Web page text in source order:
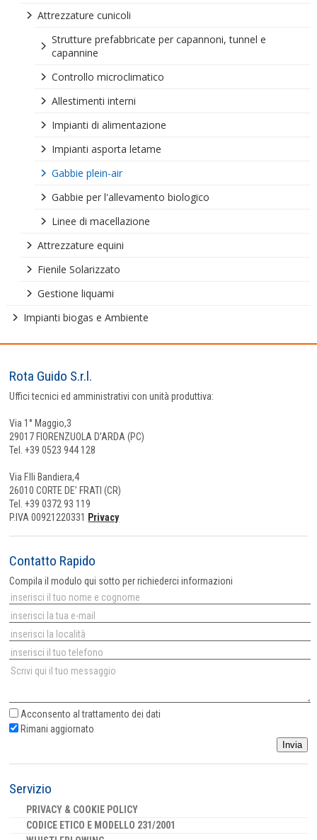
Attrezzature cunicoli
Strutture prefabbricate per capannoni, tunnel e
capannine
Controllo microclimatico
Allestimenti interni
Impianti di alimentazione
Impianti asporta letame
Gabbie plein-air
Gabbie per l'allevamento biologico
Linee di macellazione
Attrezzature equini
Fienile Solarizzato
Gestione liquami
Impianti biogas e Ambiente
Rota Guido S.r.l.
Uffici tecnici ed amministrativi con unità produttiva:
Via 1° Maggio,3
29017 FIORENZUOLA D’ARDA (PC)
Tel. +39 0523 944 128
Via F.lli Bandiera,4
26010 CORTE DE’ FRATI (CR)
Tel. +39 0372 93 119
P.IVA 00921220331 Privacy
Contatto Rapido
Compila il modulo qui sotto per richiederci informazioni
Acconsento altrattamento dei dati
Rimani aggiornato
Invia
Servizio
PRIVACY & COOKIE POLICY
CODICE ETICO E MODELLO 231/2001